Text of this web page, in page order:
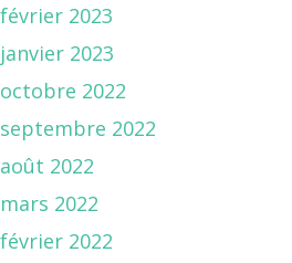
février 2023
janvier 2023
octobre 2022
septembre 2022
août 2022
mars 2022
février 2022